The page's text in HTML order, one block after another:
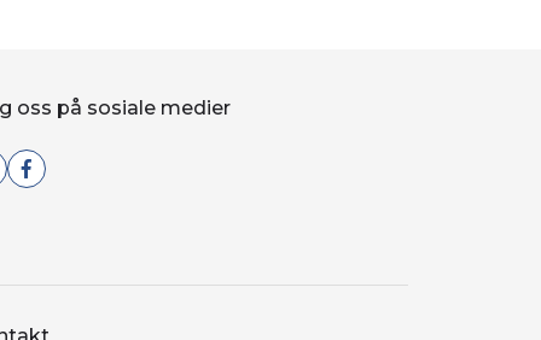
oss på sosiale medier